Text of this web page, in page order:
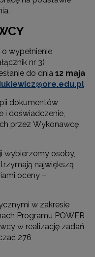
wypełnienie
nr 3)
do dnia 12 maja
dokumentów
i doświadczenie,
przez Wykonawcę
wybierzemy osoby,
największą
oceny –
w zakresie
Programu POWER
w realizację zadań
276